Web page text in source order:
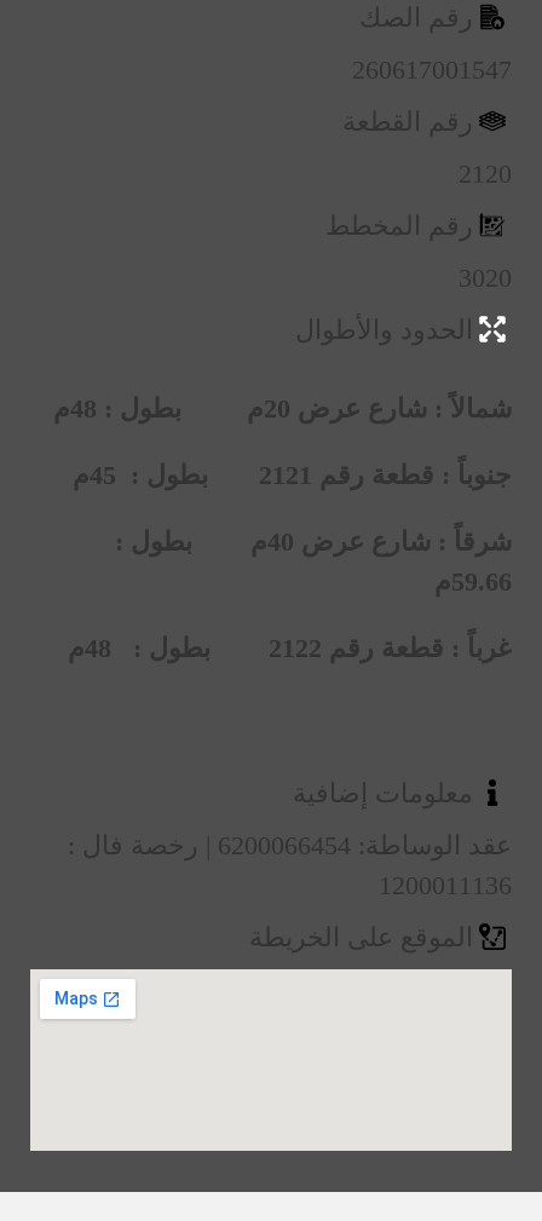
رقم الصك
260617001547
رقم القطعة
2120
رقم المخطط
3020
الحدود والأطوال
شمالاً : شارع عرض 20م بطول : 48م
جنوباً : قطعة رقم 2121 بطول : 45م
شرقاً : شارع عرض 40م
بطول :
59.66م
غرباً : قطعة رقم 2122 بطول : 48م
معلومات إضافية
عقد الوساطة: 6200066454 | رخصة فال :
1200011136
الموقع على الخريطة